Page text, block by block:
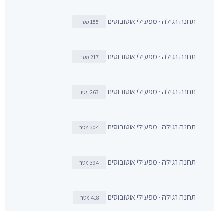
תחנה רגילה · מפעילי אוטובוסים 185 מטר
תחנה רגילה · מפעילי אוטובוסים 217 מטר
תחנה רגילה · מפעילי אוטובוסים 263 מטר
תחנה רגילה · מפעילי אוטובוסים 304 מטר
תחנה רגילה · מפעילי אוטובוסים 394 מטר
תחנה רגילה · מפעילי אוטובוסים 418 מטר